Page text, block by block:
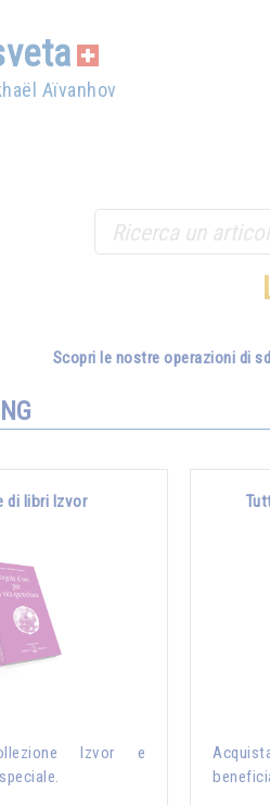
Aïvanhov
Scopri le nostre operazioni di
di libri Izvor
Izvor e